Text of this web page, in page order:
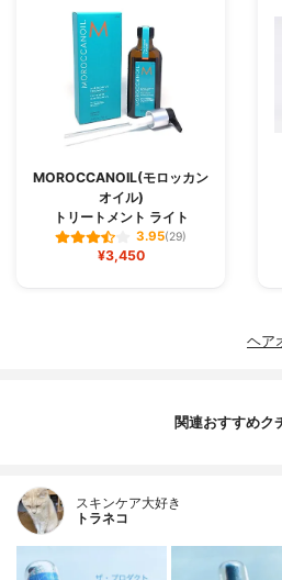
MOROCCANOIL(モロッカン
オイル)
トリートメント ライト
3.95(29)
¥3,450
ヘア
関連おすすめク
スキンケア大好き
トラネコ